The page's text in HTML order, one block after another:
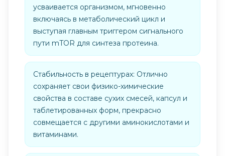
усваивается организмом, мгновенно
включаясь в метаболический цикл и
выступая главным триггером сигнального
пути mTOR для синтеза протеина.
Стабильность в рецептурах: Отлично
сохраняет свои физико-химические
свойства в составе сухих смесей, капсул и
таблетированных форм, прекрасно
совмещается с другими аминокислотами и
витаминами.